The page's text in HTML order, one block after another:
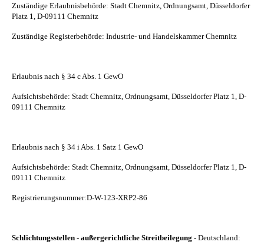
Zuständige Erlaubnisbehörde: Stadt Chemnitz, Ordnungsamt, Düsseldorfer
Platz 1, D-09111 Chemnitz
Zuständige Registerbehörde: Industrie- und Handelskammer Chemnitz
Erlaubnis nach § 34 c Abs. 1 GewO
Aufsichtsbehörde: Stadt Chemnitz, Ordnungsamt, Düsseldorfer Platz 1, D-
09111 Chemnitz
Erlaubnis nach § 34 i Abs. 1 Satz 1 GewO
Aufsichtsbehörde: Stadt Chemnitz, Ordnungsamt, Düsseldorfer Platz 1, D-
09111 Chemnitz
Registrierungsnummer:D-W-123-XRP2-86
Schlichtungsstellen - außergerichtliche Streitbeilegung - Deutschland: